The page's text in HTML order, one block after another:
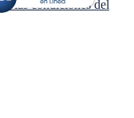
las condiciones del